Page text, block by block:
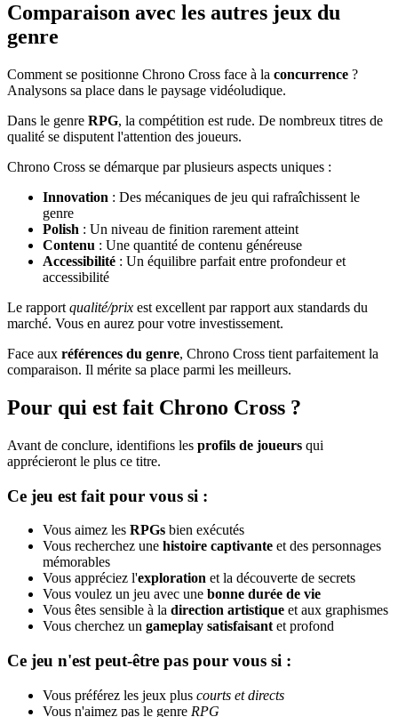
Comparaison avec les autres jeux du
genre
Comment se positionne Chrono Cross face à la concurrence ?
Analysons sa place dans le paysage vidéoludique.
Dans le genre RPG, la compétition est rude. De nombreux titres de
qualité se disputent l'attention des joueurs.
Chrono Cross se démarque par plusieurs aspects uniques :
Innovation : Des mécaniques de jeu qui rafraîchissent le
genre
Polish : Un niveau de finition rarement atteint
Contenu : Une quantité de contenu généreuse
Accessibilité : Un équilibre parfait entre profondeur et
accessibilité
Le rapport qualité/prix est excellent par rapport aux standards du
marché. Vous en aurez pour votre investissement.
Face aux références du genre, Chrono Cross tient parfaitement la
comparaison. Il mérite sa place parmi les meilleurs.
Pour qui est fait Chrono Cross ?
Avant de conclure, identifions les profils de joueurs qui
apprécieront le plus ce titre.
Ce jeu est fait pour vous si :
Vous aimez les RPGs bien exécutés
Vous recherchez une histoire captivante et des personnages
mémorables
Vous appréciez l'exploration et la découverte de secrets
Vous voulez un jeu avec une bonne durée de vie
Vous êtes sensible à la direction artistique et aux graphismes
Vous cherchez un gameplay satisfaisant et profond
Ce jeu n'est peut-être pas pour vous si :
Vous préférez les jeux plus courts et directs
Vous n'aimez pas le genre RPG